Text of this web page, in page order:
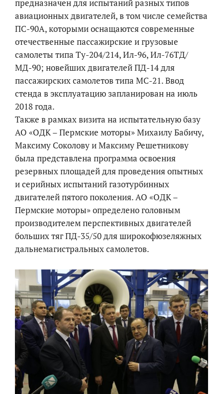
предназначен для испытаний разных типов
авиационных двигателей, в том числе семейства
ПС-90А, которыми оснащаются современные
отечественные пассажирские и грузовые
самолеты типа Ту-204/214, Ил-96, Ил-76ТД/
МД-90; новейших двигателей ПД-14 для
пассажирских самолетов типа МС-21. Ввод
стенда в эксплуатацию запланирован на июль
2018 года.
Также в рамках визита на испытательную базу
АО «ОДК – Пермские моторы» Михаилу Бабичу,
Максиму Соколову и Максиму Решетникову
была представлена программа освоения
резервных площадей для проведения опытных
и серийных испытаний газотурбинных
двигателей пятого поколения. АО «ОДК –
Пермские моторы» определено головным
производителем перспективных двигателей
больших тяг ПД-35/50 для широкофюзеляжных
дальнемагистральных самолетов.